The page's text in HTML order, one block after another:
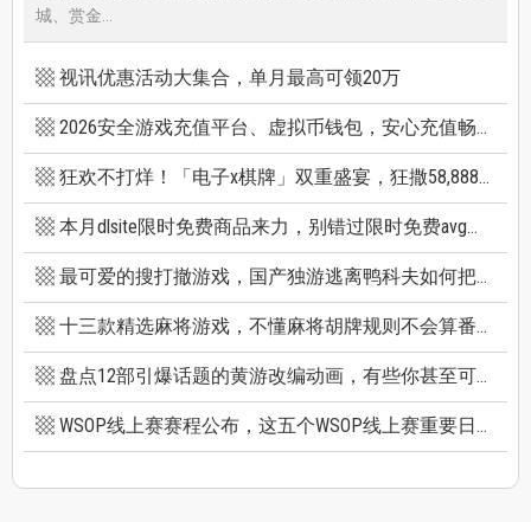
城、赏金...
视讯优惠活动大集合，单月最高可领20万
2026安全游戏充值平台、虚拟币钱包，安心充值畅快游戏
狂欢不打烊！「电子x棋牌」双重盛宴，狂撒58,888巨额红利
本月dlsite限时免费商品来力，别错过限时免费avg成人游戏和免费插画集
最可爱的搜打撤游戏，国产独游逃离鸭科夫如何把搜打撤玩出新高度
十三款精选麻将游戏，不懂麻将胡牌规则不会算番也能玩
盘点12部引爆话题的黄游改编动画，有些你甚至可能不知道它原作是黄游
WSOP线上赛赛程公布，这五个WSOP线上赛重要日期千万别错过